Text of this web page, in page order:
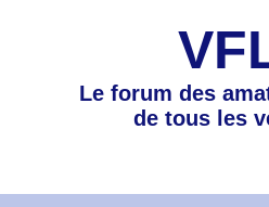
Le forum des
de tous les